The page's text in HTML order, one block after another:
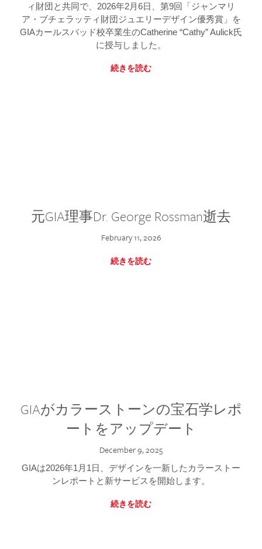
ィ財団と共同で、2026年2月6日、第9回「ジャンマリ
ア・ブチェラッティ財団ジュエリーデザイン優秀賞」を
GIAカールスバッド校卒業生のCatherine “Cathy” Aulick氏
に授与しました。
続きを読む
元GIA理事Dr. George Rossman逝去
February 11, 2026
続きを読む
GIAがカラーストーンの宝石学レポ
ートをアップデート
December 9, 2025
GIAは2026年1月1日、デザインを一新したカラーストー
ンレポートと新サービスを開始します。
続きを読む